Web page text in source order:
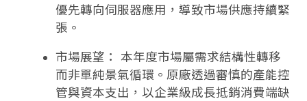
優先轉向伺服器應用，導致市場供應持續緊
張。
市場展望： 本年度市場屬需求結構性轉移
而非單純景氣循環。原廠透過審慎的產能控
管與資本支出，以企業級成長抵銷消費端缺